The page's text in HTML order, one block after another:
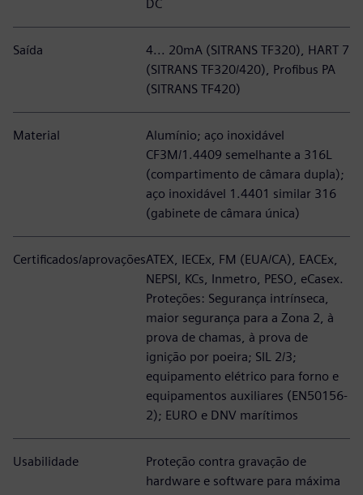
DC
Saída
4... 20mA (SITRANS TF320), HART 7
(SITRANS TF320/420), Profibus PA
(SITRANS TF420)
Material
Alumínio; aço inoxidável
CF3M/1.4409 semelhante a 316L
(compartimento de câmara dupla);
aço inoxidável 1.4401 similar 316
(gabinete de câmara única)
Certificados/aprovaçõesATEX, IECEx, FM (EUA/CA), EACEx,
NEPSI, KCs, Inmetro, PESO, eCasex.
Proteções: Segurança intrínseca,
maior segurança para a Zona 2, à
prova de chamas, à prova de
ignição por poeira; SIL 2/3;
equipamento elétrico para forno e
equipamentos auxiliares (EN50156-
2); EURO e DNV marítimos
Usabilidade
Proteção contra gravação de
hardware e software para máxima